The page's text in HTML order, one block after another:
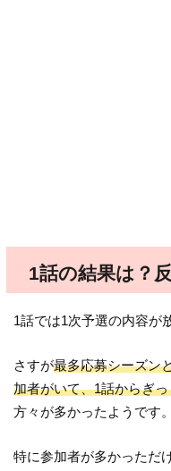
1話の結果は？
1話では1次予選の内容が
さすが最多応募シーズン
加者がいて、1話からぎ
方々が多かったようです。
特に参加者が多かっただ